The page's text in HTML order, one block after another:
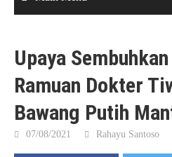
Upaya
Ramuan Dokter
Bawang Putih
07/08/2021 Rahayu Santoso